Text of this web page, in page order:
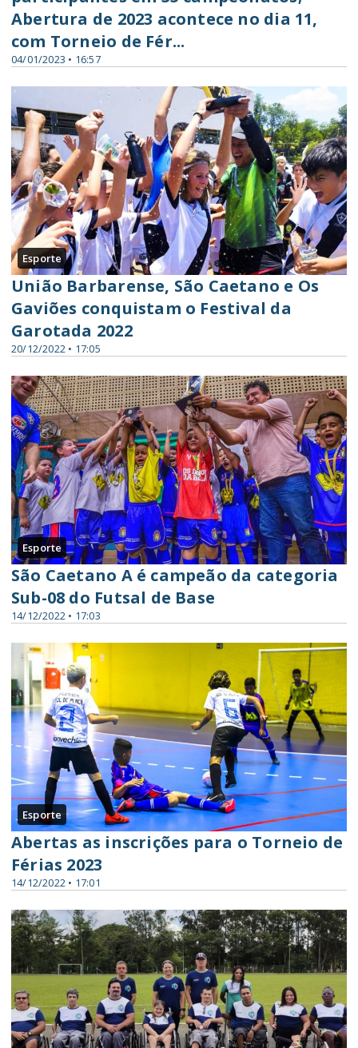
04/01/2023 • 16:57
Abertura de 2023 acontece no dia 11,
com Torneio de Fér...
Esporte
20/12/2022 • 17:05
União Barbarense, São Caetano e Os
Gaviões conquistam o Festival da
Garotada 2022
Esporte
14/12/2022 • 17:03
São Caetano A é campeão da categoria
Sub-08 do Futsal de Base
Esporte
14/12/2022 • 17:01
Abertas as inscrições para o Torneio de
Férias 2023